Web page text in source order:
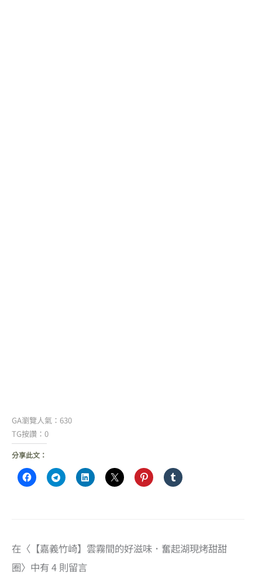
GA瀏覽人氣：630
TG按讚：0
分享此文：
在〈【嘉義竹崎】雲霧間的好滋味．奮起湖現烤甜甜
圈〉中有 4 則留言